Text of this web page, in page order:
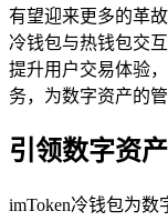
有望迎来更多的革
冷钱包与热钱包交
提升用户交易体验
务，为数字资产的
引领数字资
imToken冷钱包为